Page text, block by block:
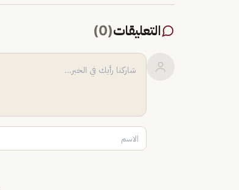
التعليقات(
0
)